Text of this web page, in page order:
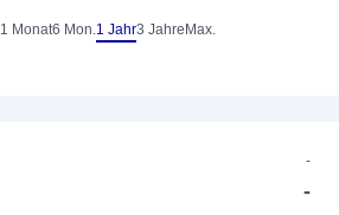
1 Monat6 Mon.1 Jahr3 Jahre Max.
-
-